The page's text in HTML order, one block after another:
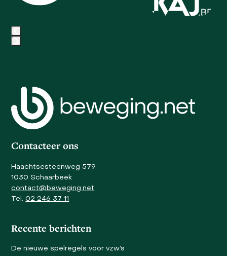
keys
access
the
the
first
slide
Contacteer ons
Haachtsesteenweg 579
1030 Schaarbeek
contact@beweging.net
Tel.02 246 37 11
Recente berichten
De nieuwe spelregels voor vzw’s